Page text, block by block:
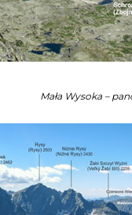
Mała Wysoka –